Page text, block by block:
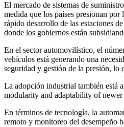
El mercado de sistemas de
medida que los países presionan
rápido desarrollo de las estaciones
donde los gobiernos están
En el sector automovilístico, el
vehículos está generando una
seguridad y gestión de la presión, lo
La adopción industrial también está
modularity and adaptability of
En términos de tecnología, la
remoto y monitoreo del desempeño